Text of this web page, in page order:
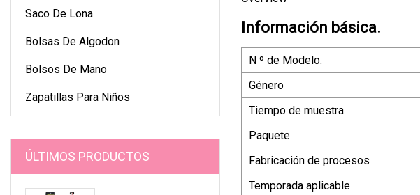
Saco De Lona
Bolsas De Algodon
Bolsos De Mano
Zapatillas Para Niños
ÚLTIMOS PRODUCTOS
Información básica.
N º de Modelo.
Género
Tiempo de muestra
Paquete
Fabricación de procesos
Temporada aplicable